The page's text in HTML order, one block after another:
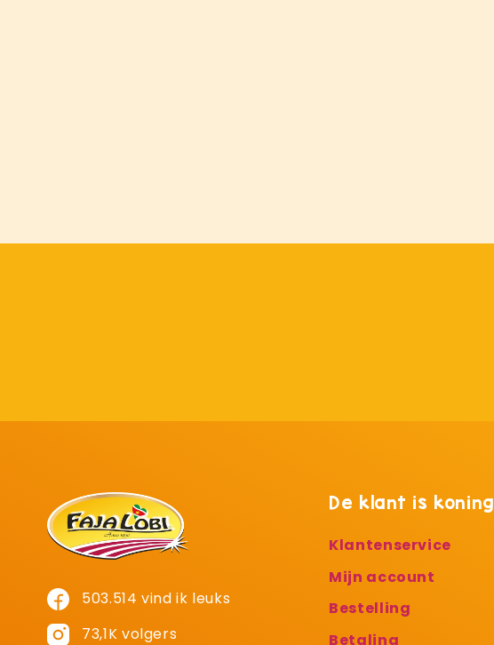
503.514 vind ik leuks
73,1K volgers
De klant is koning
Klantenservice
Mijn account
Bestelling
Betaling